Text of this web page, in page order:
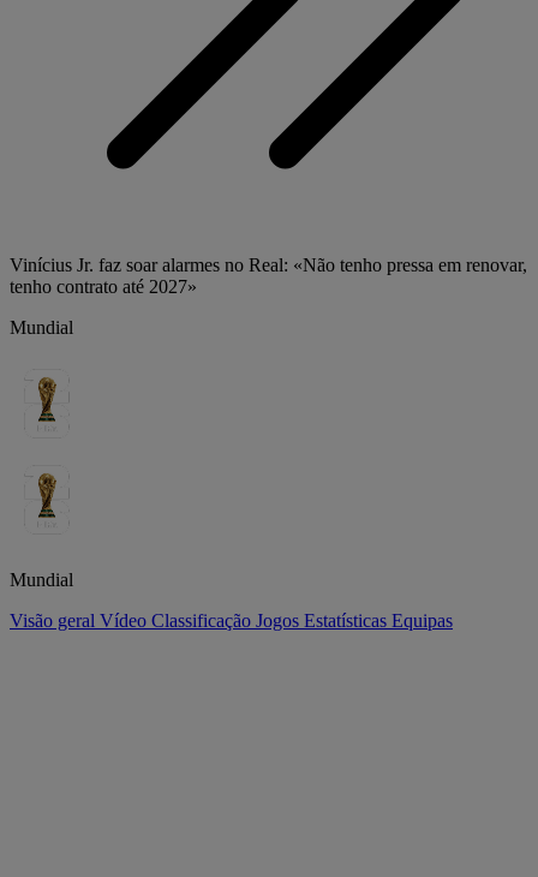
Vinícius Jr. faz soar alarmes no Real: «Não tenho pressa em renovar,
tenho contrato até 2027»
Mundial
Mundial
Visão geral Vídeo Classificação Jogos Estatísticas Equipas